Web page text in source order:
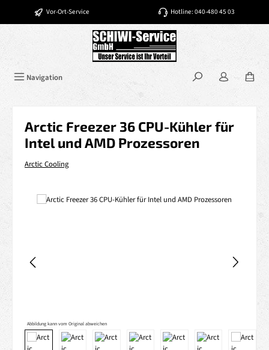
Zum Hauptinhalt springen
Vor-Ort-Service Hotline: 040-480 45 03
Navigation
Arctic Freezer 36 CPU-Kühler für
Intel und AMD Prozessoren
Arctic Cooling
Bildergalerie überspringen
Abbildung kann vom Original abweichen